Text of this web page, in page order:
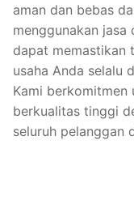
aman dan bebas
menggunakan
dapat memastikan
usaha Anda selalu
Kami berkomitmen
berkualitas tinggi
seluruh pelanggan